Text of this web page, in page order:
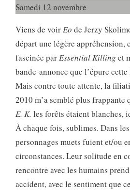
Samedi 12 novembre
Viens de voirEo de Jerzy
départ une légère appréhension,
fascinée parEssential Killing et
bande-annonce que l’épure
Mais contre toute attente, la
2010 m’a semblé plus frappante
E. K. les forêts étaient blanches,
À chaque fois, sublimes. Dans
personnages muets fuient et/ou
circonstances. Leur solitude en
rencontre avec les humains
accident, avec le sentiment que